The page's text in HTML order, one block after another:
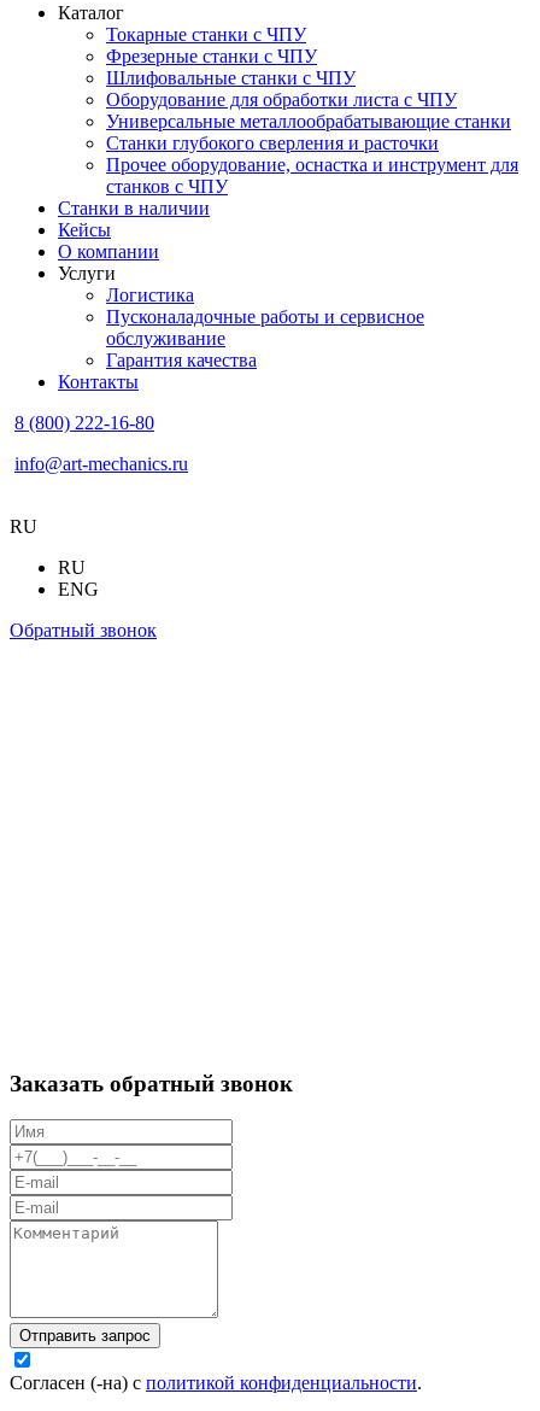
Каталог
Токарные станки с ЧПУ
Фрезерные станки с ЧПУ
Шлифовальные станки с ЧПУ
Оборудование для обработки листа с ЧПУ
Универсальные металлообрабатывающие станки
Станки глубокого сверления и расточки
Прочее оборудование, оснастка и инструмент для
станков с ЧПУ
Станки в наличии
Кейсы
О компании
Услуги
Логистика
Пусконаладочные работы и сервисное
обслуживание
Гарантия качества
Контакты
8 (800) 222-16-80
info@art-mechanics.ru
RU
RU
ENG
Обратный звонок
Заказать обратный звонок
Отправить запрос
Согласен (-на) с политикой конфиденциальности.